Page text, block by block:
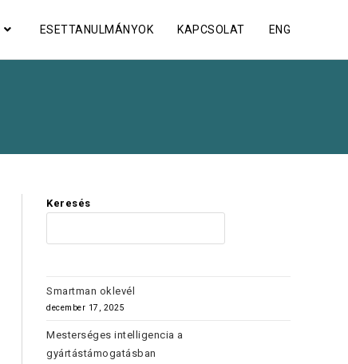
ESETTANULMÁNYOK KAPCSOLAT ENG
Keresés
Smartman oklevél
december 17, 2025
Mesterséges intelligencia a
gyártástámogatásban